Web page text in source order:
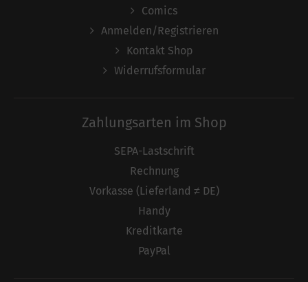
Comics
Anmelden/Registrieren
Kontakt Shop
Widerrufsformular
Zahlungsarten im Shop
SEPA-Lastschrift
Rechnung
Vorkasse (Lieferland ≠ DE)
Handy
Kreditkarte
PayPal